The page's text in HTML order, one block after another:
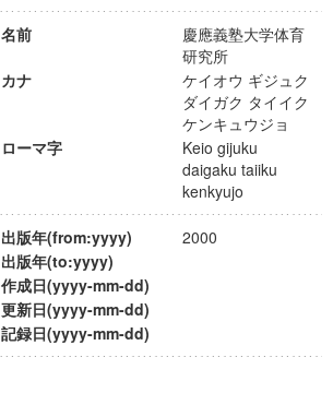
名前
慶應義塾大学体育
研究所
カナ
ケイオウ ギジュク
ダイガク タイイク
ケンキュウジョ
ローマ字
Keio gijuku
daigaku taiiku
kenkyujo
出版年(from:yyyy)
2000
出版年(to:yyyy)
作成日(yyyy-mm-dd)
更新日(yyyy-mm-dd)
記録日(yyyy-mm-dd)